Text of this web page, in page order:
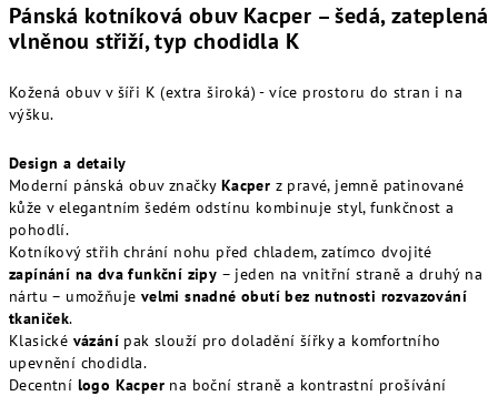
Pánská kotníková obuv Kacper – šedá, zateplená
vlněnou střiží, typ chodidla K
Kožená obuv v šíři K (extra široká) - více prostoru do stran i na
výšku.
Design a detaily
Moderní pánská obuv značky Kacper z pravé, jemně patinované
kůže v elegantním šedém odstínu kombinuje styl, funkčnost a
pohodlí.
Kotníkový střih chrání nohu před chladem, zatímco dvojité
zapínání na dva funkční zipy – jeden na vnitřní straně a druhý na
nártu – umožňuje velmi snadné obutí bez nutnosti rozvazování
tkaniček.
Klasické vázání pak slouží pro doladění šířky a komfortního
upevnění chodidla.
Decentní logo Kacper na boční straně a kontrastní prošívání